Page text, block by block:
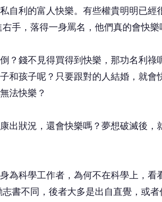
自利的富人快樂。有些權貴明明已經
手，落得一身罵名，他們真的會快樂
錢不見得買得到快樂，那功名利祿
和孩子呢？只要跟對的人結婚，就會
法快樂？
狀況，還會快樂嗎？夢想破滅後，
科學工作者，為何不在科學上，看
書不同，後者大多是出自直覺，或者